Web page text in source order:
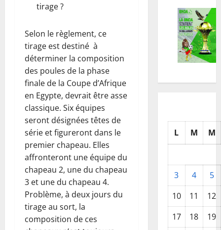
tirage ?
Selon le règlement, ce
tirage est destiné à
déterminer la composition
des poules de la phase
finale de la Coupe d’Afrique
en Egypte, devrait être asse
classique. Six équipes
seront désignées têtes de
série et figureront dans le
premier chapeau. Elles
affronteront une équipe du
chapeau 2, une du chapeau
3 et une du chapeau 4.
Problème, à deux jours du
tirage au sort, la
composition de ces
L M M
3 4
5
10
11
12
17
18
19